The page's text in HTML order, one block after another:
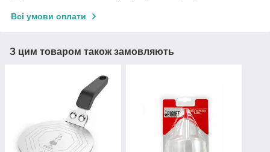
Всі умови оплати
З цим товаром також замовляють